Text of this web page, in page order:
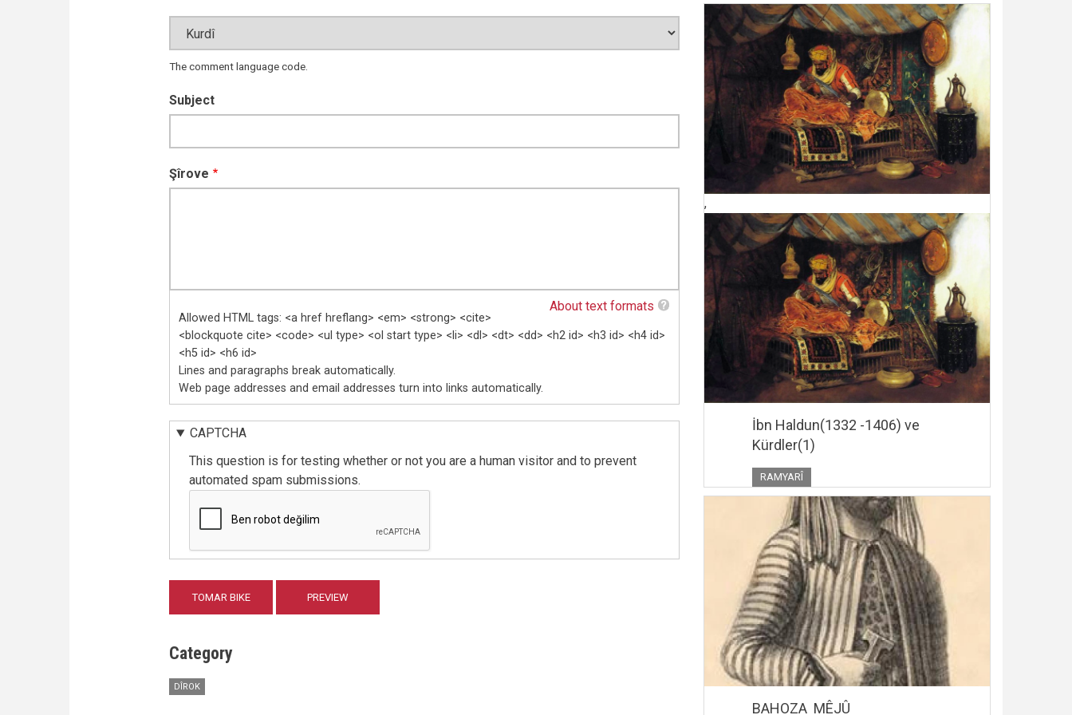
The comment language code.
Subject
Şîrove
About text formats
Allowed HTML tags: <a href hreflang> <em> <strong> <cite>
<blockquote cite> <code> <ul type> <ol start type> <li> <dl> <dt> <dd> <h2 id> <h3 id> <h4 id>
<h5 id> <h6 id>
Lines and paragraphs break automatically.
Web page addresses and email addresses turn into links automatically.
CAPTCHA
This question is for testing whether or not you are a human visitor and to prevent
automated spam submissions.
Category
DÎROK
,
İbn Haldun(1332 -1406) ve
Kürdler(1)
RAMYARÎ
BAHOZA MÊJÛ